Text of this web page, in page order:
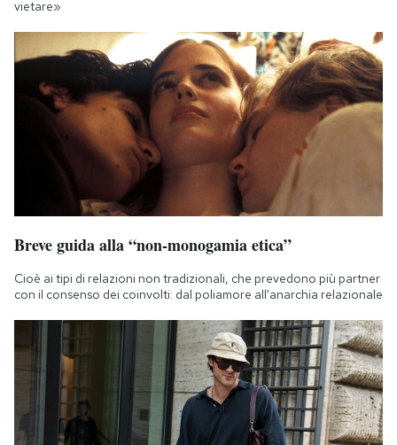
vietare»
Breve guida alla “non-monogamia etica”
Cioè ai tipi di relazioni non tradizionali, che prevedono più partner
con il consenso dei coinvolti: dal poliamore all'anarchia relazionale